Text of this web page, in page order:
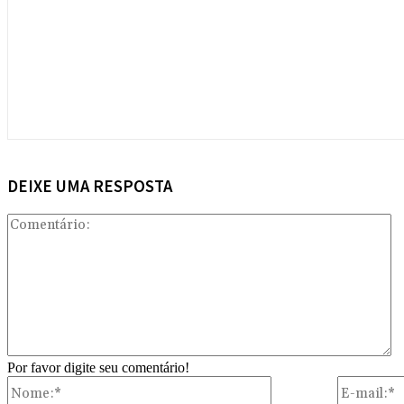
DEIXE UMA RESPOSTA
Por favor digite seu comentário!